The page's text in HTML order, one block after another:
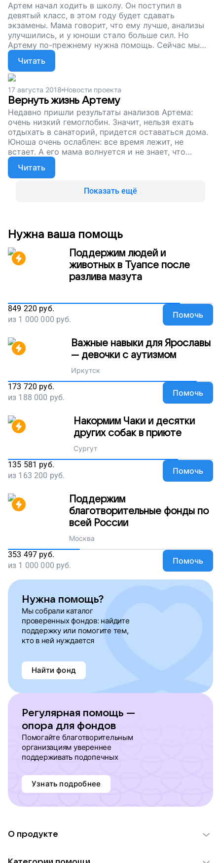
Артем начал ходить в школу. Он поступил в
девятый класс, в этом году будет сдавать
экзамены. Мама говорит, что ему лучше, анализы
улучшились, и у юноши стало больше сил. Но
Артему по-прежнему нужна помощь. Сейчас мы
собираем деньги на лекарство, которое поможет
ему вернуть себе свою жизнь и жить так же, как
сверстники. Поддержите наш проект!
Читать
17 августа 2018 Новости проекта
Вернуть жизнь Артему
Недавно пришли результаты анализов Артема:
очень низкий гемоглобин. Значит, нельзя ехать
отдыхать в санаторий, придется оставаться дома.
Юноша очень ослаблен: все время лежит, не
встает. А его мама волнуется и не знает, что
сделать, чтобы помочь сыну. Сейчас мы собираем
деньги на лечение для юноши. Вы можете сделать
так, что к Артему снова вернуться силы, он снова
встанет с кровати и пойдет к друзьям.
Читать
Показать ещё
Нужна ваша помощь
Поддержим людей и
животных в Туапсе после
разлива мазута
849 220 руб.
из 1 000 000 руб. Помочь
Важные навыки для Ярославы
— девочки с аутизмом
Иркутск
173 720 руб.
из 188 000 руб. Помочь
Накормим Чаки и десятки
других собак в приюте
Сургут
135 581 руб.
из 163 200 руб. Помочь
Поддержим
благотворительные фонды по
всей России
Москва
353 497 руб.
из 1 000 000 руб. Помочь
Нужна помощь?
Мы собрали каталог
проверенных фондов: найдите
поддержку или помогите тем,
кто в ней нуждается
Найти фонд
Регулярная помощь —
опора для фондов
Помогайте благотворительным
организациям увереннее
поддерживать подопечных
Узнать подробнее
О продукте